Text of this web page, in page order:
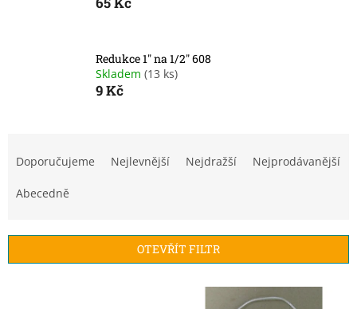
Redukce 1" na 1/2" 608
Skladem (13 ks)
9 Kč
í
r
Doporučujeme Nejlevnější Nejdražší Nejprodávanější
Abecedně
OTEVŘÍT FILTR